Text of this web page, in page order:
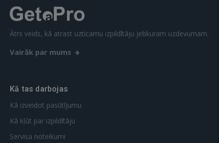
Ātrs veids, kā atrast uzticamu izpildītāju jebkuram uzdevumam.
Vairāk par mums
Kā tas darbojas
Kā izveidot pasūtījumu
Kā kļūt par izpildītāju
Servisa noteikumi